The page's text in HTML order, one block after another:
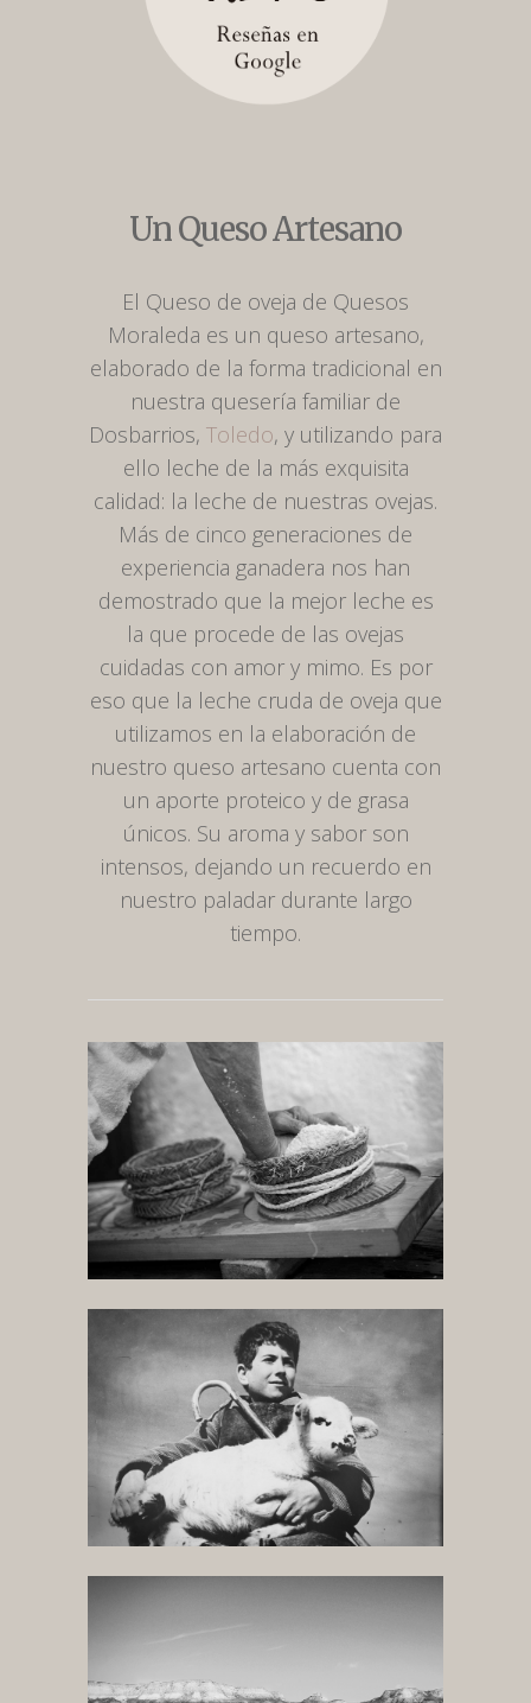
Un Queso Artesano
El Queso de oveja de Quesos
Moraleda es un queso artesano,
elaborado de la forma tradicional en
nuestra quesería familiar de
Dosbarrios, Toledo, y utilizando para
ello leche de la más exquisita
calidad: la leche de nuestras ovejas.
Más de cinco generaciones de
experiencia ganadera nos han
demostrado que la mejor leche es
la que procede de las ovejas
cuidadas con amor y mimo. Es por
eso que la leche cruda de oveja que
utilizamos en la elaboración de
nuestro queso artesano cuenta con
un aporte proteico y de grasa
únicos. Su aroma y sabor son
intensos, dejando un recuerdo en
nuestro paladar durante largo
tiempo.